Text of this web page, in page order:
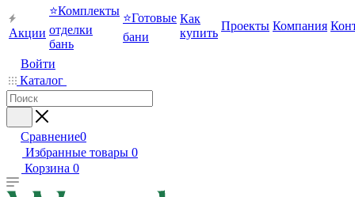
Акции
⭐Комплекты
отделки
бань
⭐Готовые
бани
Как
купить
Проекты Компания
Войти
Каталог
Сравнение0
Избранные товары 0
Корзина 0